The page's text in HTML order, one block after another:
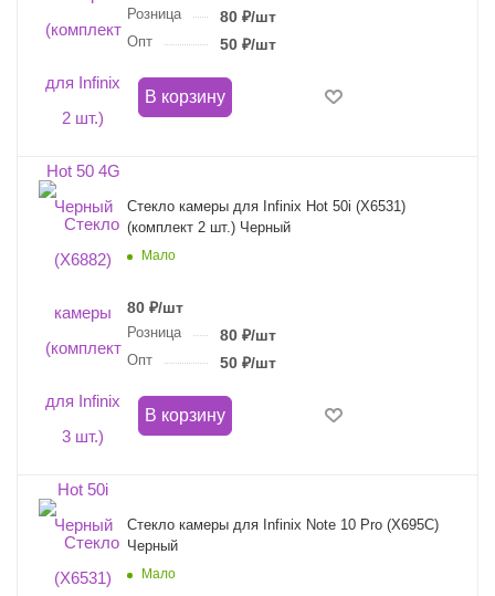
Розница 80₽/шт
Опт 50₽/шт
В корзину
Стекло камеры для Infinix Hot 50i (X6531)
(комплект 2 шт.) Черный
Мало
80 ₽/шт
Розница 80₽/шт
Опт 50₽/шт
В корзину
Стекло камеры для Infinix Note 10 Pro (X695C)
Черный
Мало